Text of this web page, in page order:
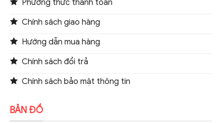
Phương thức thanh toán
Chính sách giao hàng
Hướng dẫn mua hàng
Chính sách đổi trả
Chính sách bảo mật thông tin
BẢN ĐỒ